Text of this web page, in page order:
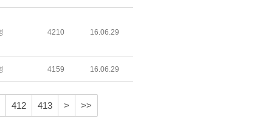
4210 16.06.29
4159 16.06.29
412 413 > >>